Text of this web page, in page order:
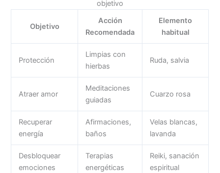
objetivo
Objetivo
Acción
Recomendada
Elemento
habitual
Protección
Limpias con
hierbas
Ruda, salvia
Atraer amor
Meditaciones
guiadas
Cuarzo rosa
Recuperar
energía
Afirmaciones,
baños
Velas blancas,
lavanda
Desbloquear
emociones
Terapias
energéticas
Reiki, sanación
espiritual